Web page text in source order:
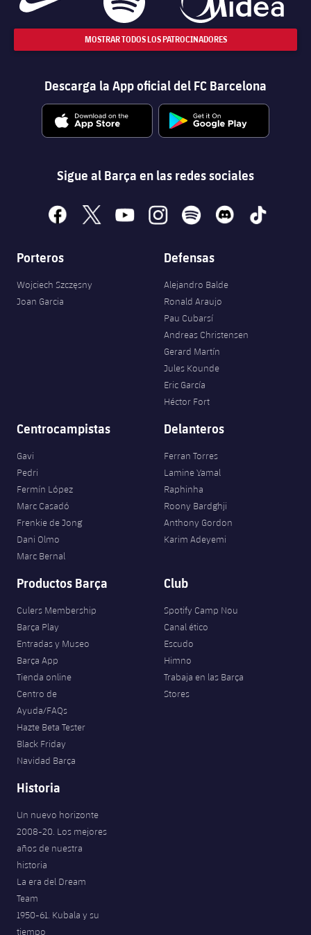
MOSTRAR TODOS LOS PATROCINADORES
Descarga la App oficial del FC Barcelona
Sigue al Barça en las redes sociales
facebook
x youtubeinstagramspotify discord tiktok
Porteros
Wojciech Szczęsny
Joan Garcia
Defensas
Alejandro Balde
Ronald Araujo
Pau Cubarsí
Andreas Christensen
Gerard Martín
Jules Kounde
Eric García
Héctor Fort
Centrocampistas
Gavi
Pedri
Fermín López
Marc Casadó
Frenkie de Jong
Dani Olmo
Marc Bernal
Delanteros
Ferran Torres
Lamine Yamal
Raphinha
Roony Bardghji
Anthony Gordon
Karim Adeyemi
Productos Barça
Culers Membership
Barça Play
Entradas y Museo
Barça App
Tienda online
Centro de
Ayuda/FAQs
Hazte Beta Tester
Black Friday
Navidad Barça
Club
Spotify Camp Nou
Canal ético
Escudo
Himno
Trabaja en las Barça
Stores
Historia
Un nuevo horizonte
2008-20. Los mejores
años de nuestra
historia
La era del Dream
Team
1950-61. Kubala y su
tiempo